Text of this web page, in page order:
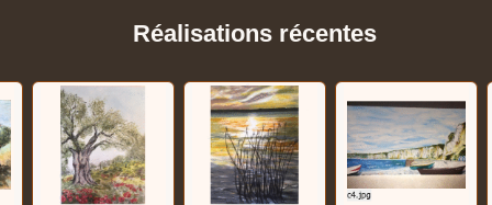
Réalisations récentes